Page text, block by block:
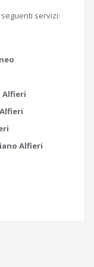
seguenti servizi:
Alfieri
Alfieri